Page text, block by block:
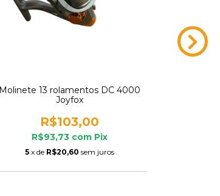
Molinete 13 rolamentos DC 4000
Joyfox
R$103,00
R$93,73 com Pix
5 x de R$20,60 sem juros